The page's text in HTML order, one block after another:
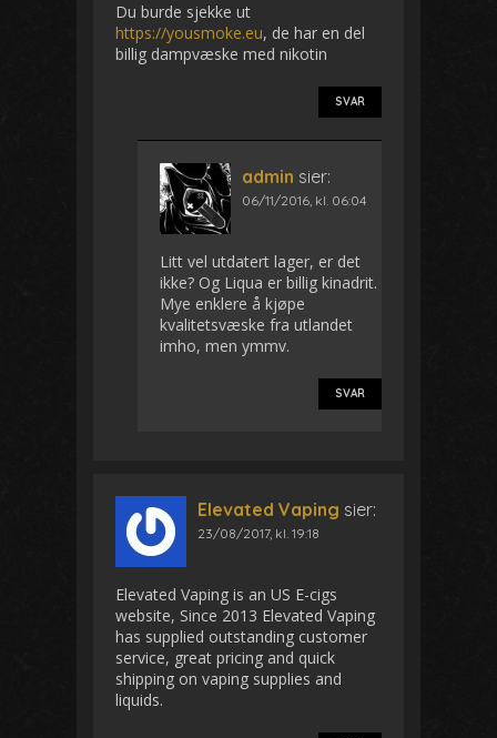
Du burde sjekke ut
https://yousmoke.eu, de har en del
billig dampvæske med nikotin
SVAR
admin sier:
06/11/2016, kl. 06:04
Litt vel utdatert lager, er det
ikke? Og Liqua er billig kinadrit.
Mye enklere å kjøpe
kvalitetsvæske fra utlandet
imho, men ymmv.
SVAR
Elevated Vaping sier:
23/08/2017, kl. 19:18
Elevated Vaping is an US E-cigs
website, Since 2013 Elevated Vaping
has supplied outstanding customer
service, great pricing and quick
shipping on vaping supplies and
liquids.